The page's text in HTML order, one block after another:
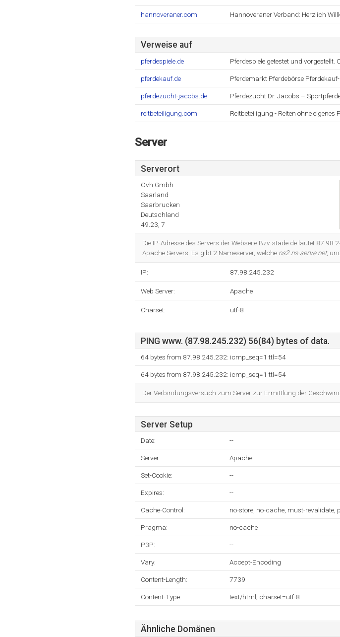
hannoveraner.com Hannoveraner Verband: Herzlich
Verweise auf
pferdespiele.de Pferdespiele getestet und vorgestellt.
pferdekauf.de Pferdemarkt Pferdebörse
pferdezucht-jacobs.de Pferdezucht Dr. Jacobs –
reitbeteiligung.com Reitbeteiligung - Reiten ohne eigenes
Server
Serverort
Ovh Gmbh
Saarland
Saarbrucken
Deutschland
49.23, 7
Die IP-Adresse des Servers der Webseite Bzv-stade.de lautet
Apache Servers. Es gibt 2 Nameserver, welche ns2.ns-serve.net,
IP: 87.98.245.232
Web Server: Apache
Charset: utf-8
PING www. (87.98.245.232) 56(84) bytes of data.
64 bytes from 87.98.245.232: icmp_seq=1 ttl=54
64 bytes from 87.98.245.232: icmp_seq=1 ttl=54
Der Verbindungsversuch zum Server zur Ermittlung der
Server Setup
Date: --
Server: Apache
Set-Cookie: --
Expires: --
Cache-Control: no-store, no-cache, must-revalidate,
Pragma: no-cache
P3P: --
Vary: Accept-Encoding
Content-Length: 7739
Content-Type: text/html; charset=utf-8
Ähnliche Domänen